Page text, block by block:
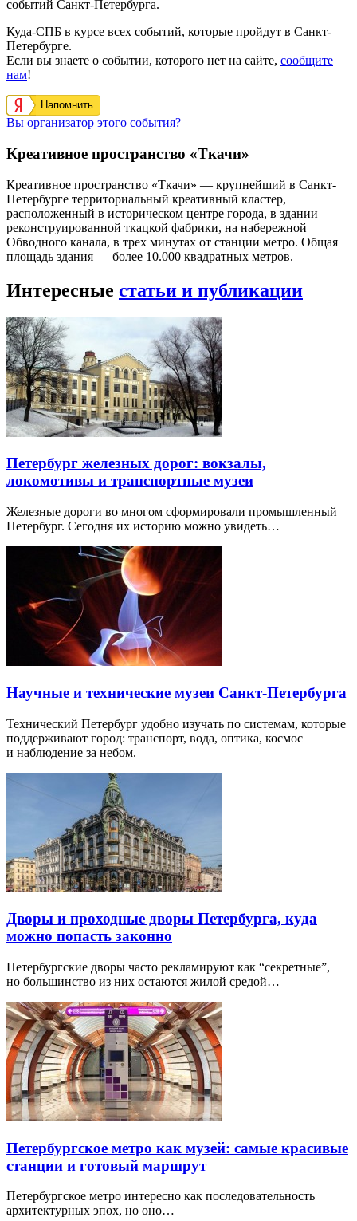
событий Санкт-Петербурга.
Куда-СПБ в курсе всех событий, которые пройдут в Санкт-
Петербурге.
Если вы знаете о событии, которого нет на сайте, сообщите
нам!
Напомнить
Вы организатор этого события?
Креативное пространство «Ткачи»
Креативное пространство «Ткачи» — крупнейший в Санкт-
Петербурге территориальный креативный кластер,
расположенный в историческом центре города, в здании
реконструированной ткацкой фабрики, на набережной
Обводного канала, в трех минутах от станции метро. Общая
площадь здания — более 10.000 квадратных метров.
Интересные статьи и публикации
Петербург железных дорог: вокзалы,
локомотивы и транспортные музеи
Железные дороги во многом сформировали промышленный
Петербург. Сегодня их историю можно увидеть…
Научные и технические музеи Санкт-Петербурга
Технический Петербург удобно изучать по системам, которые
поддерживают город: транспорт, вода, оптика, космос
и наблюдение за небом.
Дворы и проходные дворы Петербурга, куда
можно попасть законно
Петербургские дворы часто рекламируют как “секретные”,
но большинство из них остаются жилой средой…
Петербургское метро как музей: самые красивые
станции и готовый маршрут
Петербургское метро интересно как последовательность
архитектурных эпох, но оно…